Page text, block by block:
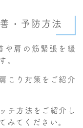
・予防方法
や肩の筋緊張を緩
。
こり対策をご紹介
チ方法をご紹介し
みてください。